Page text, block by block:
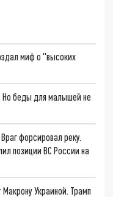
миф о "высоких
Но беды для малышей не
форсировал реку.
позиции ВС России на
Украиной. Трамп